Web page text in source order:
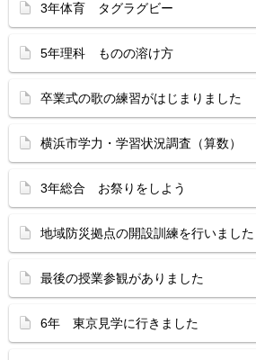
3年体育 タグラグビー
5年理科 ものの溶け方
卒業式の歌の練習がはじまりました
横浜市学力・学習状況調査（算数）
3年総合 お祭りをしよう
地域防災拠点の開設訓練を行いました
最後の授業参観がありました
6年 東京見学に行きました